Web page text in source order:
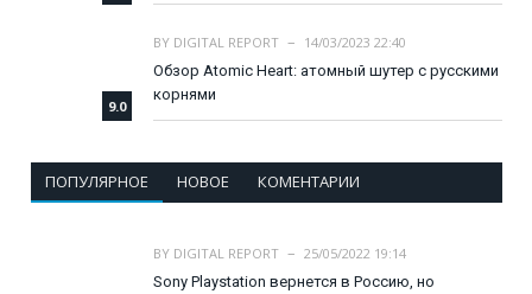
9.0
BY DIGITAL REPORT
14/03/2023 22:40
Обзор Atomic Heart: атомный шутер с русскими
корнями
ПОПУЛЯРНОЕ НОВОЕ КОМЕНТАРИИ
BY DIGITAL REPORT
25/05/2022 19:14
Sony Playstation вернется в Россию, но